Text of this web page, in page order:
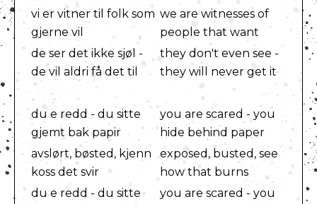
vi er vitner til folk som
gjerne vil
we are witnesses of
people that want
de ser det ikke sjøl -
de vil aldri få det til
they don't even see -
they will never get it
du e redd - du sitte
gjemt bak papir
you are scared - you
hide behind paper
avslørt, bøsted, kjenn
koss det svir
exposed, busted, see
how that burns
du e redd - du sitte
you are scared - you